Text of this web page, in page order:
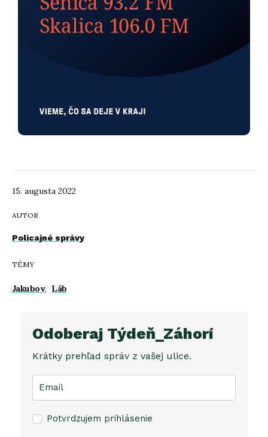
15. augusta 2022
AUTOR
Policajné správy
TÉMY
Jakubov, Láb
Odoberaj Týdeň_Záhorí
Krátky prehľad správ z vašej ulice.
Potvrdzujem prihlásenie